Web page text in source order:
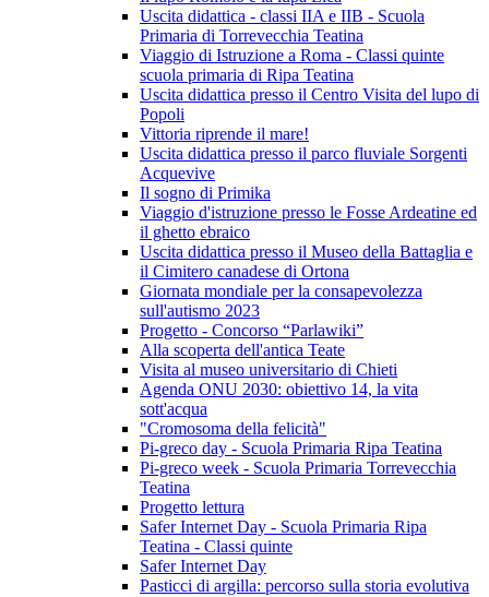
Uscita didattica - classi IIA e IIB - Scuola
Primaria di Torrevecchia Teatina
Viaggio di Istruzione a Roma - Classi quinte
scuola primaria di Ripa Teatina
Uscita didattica presso il Centro Visita del lupo di
Popoli
Vittoria riprende il mare!
Uscita didattica presso il parco fluviale Sorgenti
Acquevive
Il sogno di Primika
Viaggio d'istruzione presso le Fosse Ardeatine ed
il ghetto ebraico
Uscita didattica presso il Museo della Battaglia e
il Cimitero canadese di Ortona
Giornata mondiale per la consapevolezza
sull'autismo 2023
Progetto - Concorso “Parlawiki”
Alla scoperta dell'antica Teate
Visita al museo universitario di Chieti
Agenda ONU 2030: obiettivo 14, la vita
sott'acqua
"Cromosoma della felicità"
Pi-greco day - Scuola Primaria Ripa Teatina
Pi-greco week - Scuola Primaria Torrevecchia
Teatina
Progetto lettura
Safer Internet Day - Scuola Primaria Ripa
Teatina - Classi quinte
Safer Internet Day
Pasticci di argilla: percorso sulla storia evolutiva